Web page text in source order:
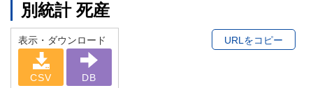
別統計 死産
表示・ダウンロード
CSV DB
URLをコピー